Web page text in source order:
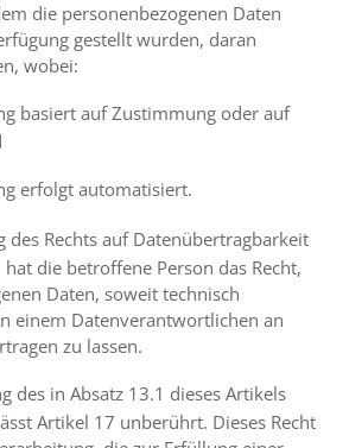
die personenbezogenen Daten
gestellt wurden, daran
wobei:
basiert auf Zustimmung oder auf
erfolgt automatisiert.
des Rechts auf Datenübertragbarkeit
die betroffene Person das Recht,
Daten, soweit technisch
einem Datenverantwortlichen an
zu lassen.
des in Absatz 13.1 dieses Artikels
Artikel 17 unberührt. Dieses Recht